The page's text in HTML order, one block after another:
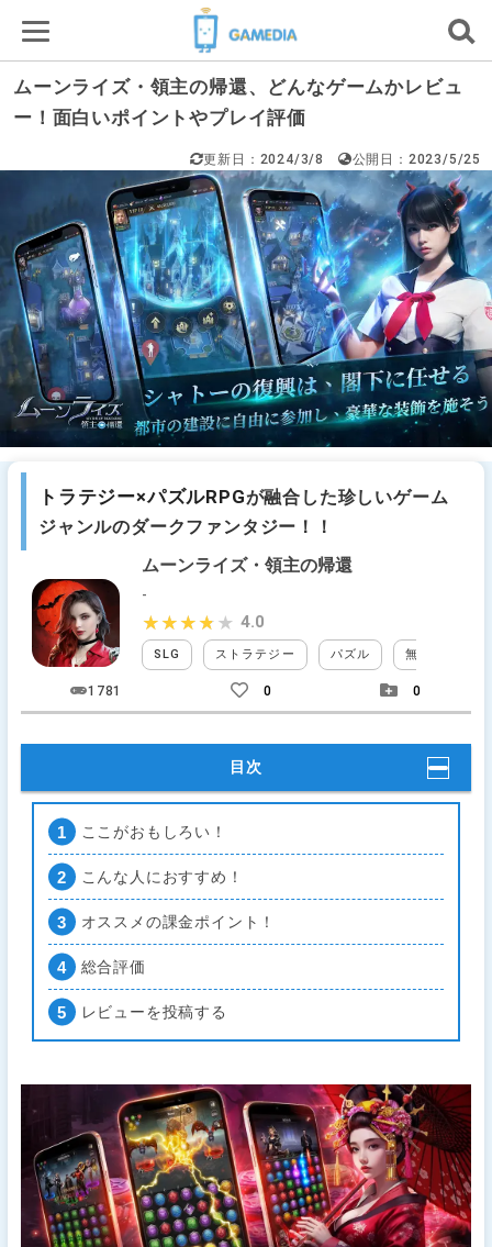
ムーンライズ・領主の帰還、どんなゲームかレビュ
ー！面白いポイントやプレイ評価
更新日：2024/3/8 公開日：2023/5/25
トラテジー×パズルRPGが融合した珍しいゲーム
ジャンルのダークファンタジー！！
ムーンライズ・領主の帰還
-
SLG ストラテジー パズル 無料
★★★★★
★★★★★ 4.0
1781 0 0
目次
ここがおもしろい！
こんな人におすすめ！
オススメの課金ポイント！
総合評価
レビューを投稿する